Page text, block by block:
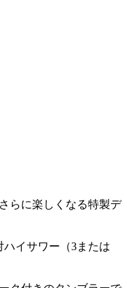
らに楽しくなる特製デ
イサワー（3または